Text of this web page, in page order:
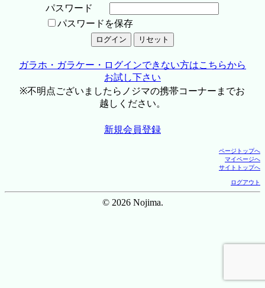
パスワード
パスワードを保存
ガラホ・ガラケー・ログインできない方はこちらから
お試し下さい
※不明点ございましたらノジマの携帯コーナーまでお
越しください。
新規会員登録
ページトップへ
マイページへ
サイトトップへ
ログアウト
© 2026 Nojima.